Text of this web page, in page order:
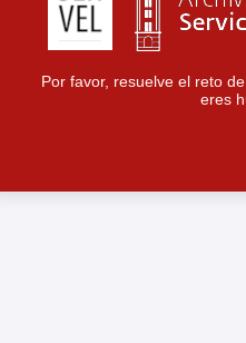
Por favor, resuelve el reto
eres